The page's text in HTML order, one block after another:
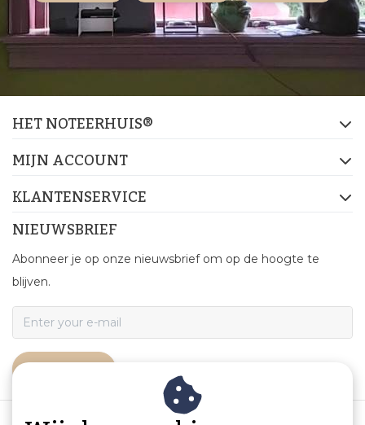
HET NOTEERHUIS®
MIJN ACCOUNT
KLANTENSERVICE
NIEUWSBRIEF
Abonneer je op onze nieuwsbrief om op de hoogte te
blijven.